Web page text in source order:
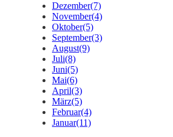
Dezember(7)
November(4)
Oktober(5)
September(3)
August(9)
Juli(8)
Juni(5)
Mai(6)
April(3)
März(5)
Februar(4)
Januar(11)